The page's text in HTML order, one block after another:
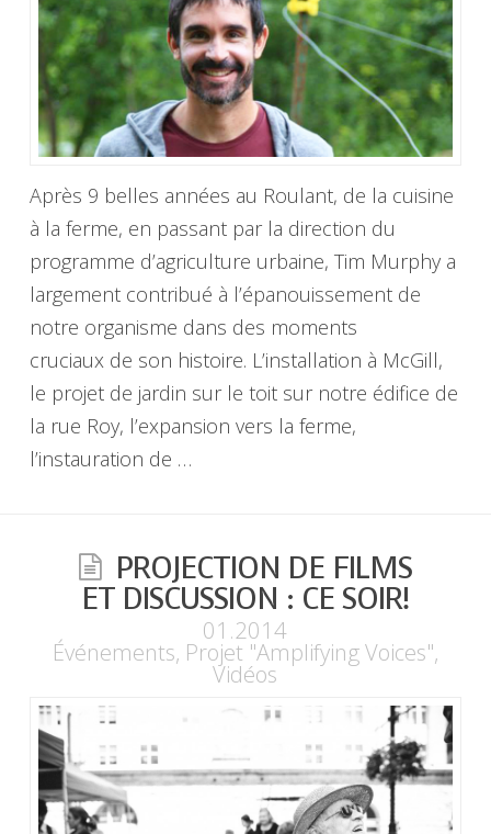
Après 9 belles années au Roulant, de la cuisine
à la ferme, en passant par la direction du
programme d’agriculture urbaine, Tim Murphy a
largement contribué à l’épanouissement de
notre organisme dans des moments
cruciaux de son histoire. L’installation à McGill,
le projet de jardin sur le toit sur notre édifice de
la rue Roy, l’expansion vers la ferme,
l’instauration de …
PROJECTION DE FILMS
ET DISCUSSION : CE SOIR!
01.2014
Événements, Projet "Amplifying Voices",
Vidéos